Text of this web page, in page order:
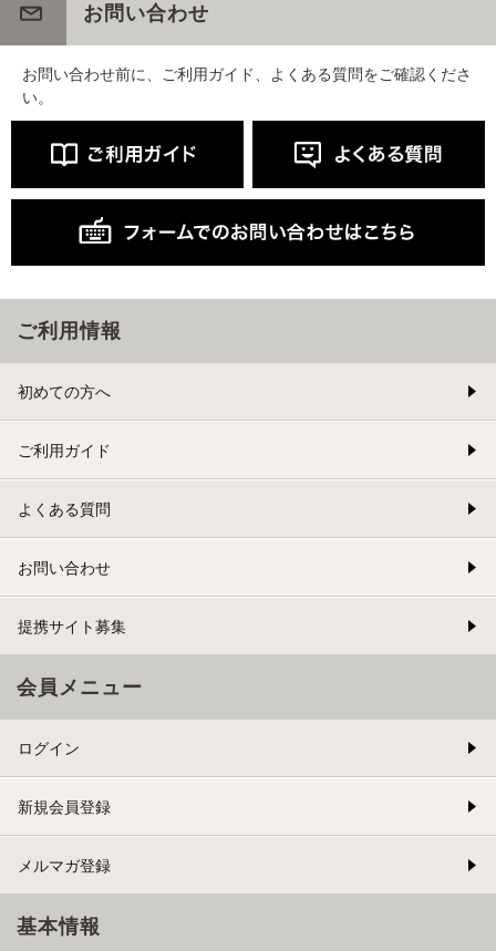
お問い合わせ
お問い合わせ前に、ご利用ガイド、よくある質問をご確認くださ
い。
ご利用情報
初めての方へ
ご利用ガイド
よくある質問
お問い合わせ
提携サイト募集
会員メニュー
ログイン
新規会員登録
メルマガ登録
基本情報